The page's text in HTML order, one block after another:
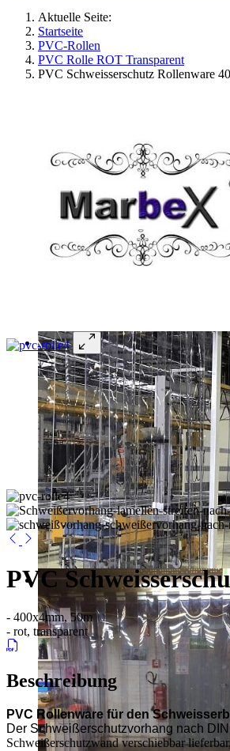
Aktuelle Seite:
Startseite
PVC-Rollen
PVC Rolle ROT Transparent
PVC Schweisserschutz Rollenware
PVC
- 400x4mm, 50m
- rot, transparent
Beschreibung
PVC Rollenware für den
Der Schweißerschutzvorhang nach
Schweißerschutzwand verschiebbar